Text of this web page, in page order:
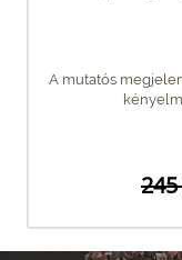
A mutatós